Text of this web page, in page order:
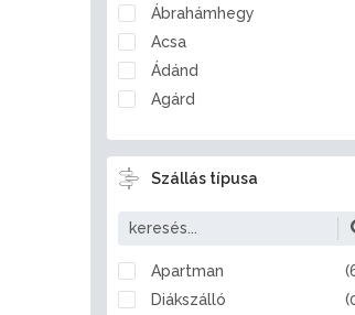
Ábrahámhegy
Acsa
Ádánd
Agárd
Aggtelek
Ajka
Alcsútdoboz
Aldebrő
Szállás típusa
Apartman
Diákszálló